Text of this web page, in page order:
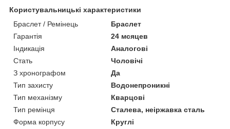
Користувальницькі характеристики
Браслет / Ремінець
Браслет
Гарантія
24 мсяцев
Індикація
Аналогові
Стать
Чоловічі
З хронографом
Да
Тип захисту
Водонепроникні
Тип механізму
Кварцові
Тип ремінця
Сталева, неіржавка сталь
Форма корпусу
Круглі